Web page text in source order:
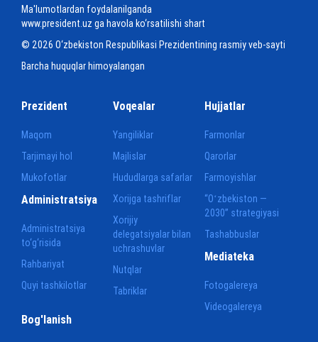
Ma'lumotlardan foydalanilganda
www.president.uz ga havola ko‘rsatilishi shart
© 2026 O‘zbekiston Respublikasi Prezidentining rasmiy veb-sayti
Barcha huquqlar himoyalangan
Prezident
Maqom
Tarjimayi hol
Mukofotlar
Voqealar
Yangiliklar
Majlislar
Hududlarga safarlar
Xorijga tashriflar
Xorijiy
delegatsiyalar bilan
uchrashuvlar
Nutqlar
Tabriklar
Hujjatlar
Farmonlar
Qarorlar
Farmoyishlar
“Oʻzbekiston —
2030” strategiyasi
Tashabbuslar
Administratsiya
Administratsiya
to‘g‘risida
Rahbariyat
Quyi tashkilotlar
Mediateka
Fotogalereya
Videogalereya
Bog'lanish